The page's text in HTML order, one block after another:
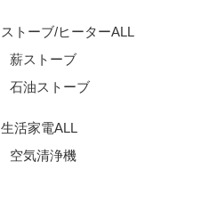
ストーブ/ヒーターALL
薪ストーブ
石油ストーブ
生活家電ALL
空気清浄機